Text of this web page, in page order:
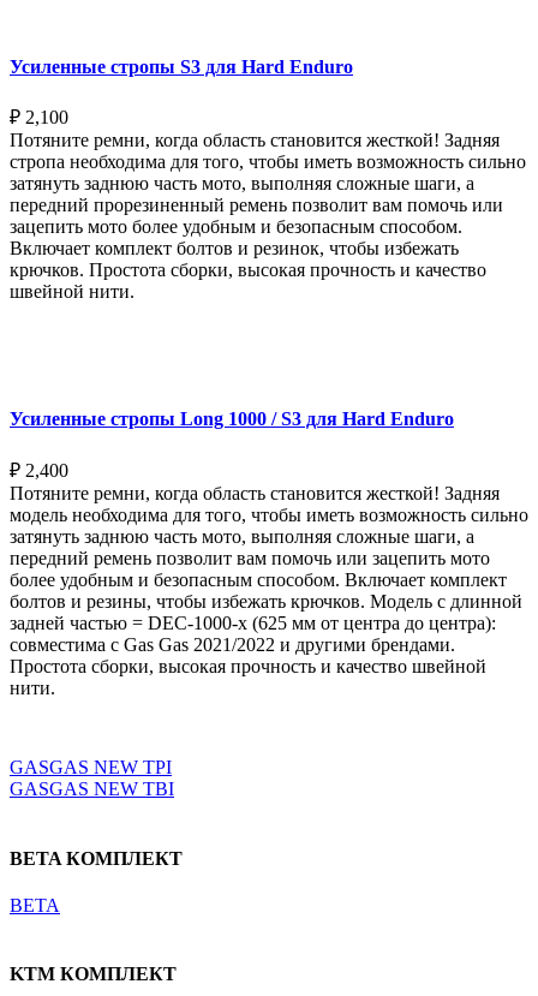
Усиленные стропы S3 для Hard Enduro
₽ 2,100
Потяните ремни, когда область становится жесткой! Задняя
стропа необходима для того, чтобы иметь возможность сильно
затянуть заднюю часть мото, выполняя сложные шаги, а
передний прорезиненный ремень позволит вам помочь или
зацепить мото более удобным и безопасным способом.
Включает комплект болтов и резинок, чтобы избежать
крючков. Простота сборки, высокая прочность и качество
швейной нити.
Усиленные стропы Long 1000 / S3 для Hard Enduro
₽ 2,400
Потяните ремни, когда область становится жесткой! Задняя
модель необходима для того, чтобы иметь возможность сильно
затянуть заднюю часть мото, выполняя сложные шаги, а
передний ремень позволит вам помочь или зацепить мото
более удобным и безопасным способом. Включает комплект
болтов и резины, чтобы избежать крючков. Модель с длинной
задней частью = DEC-1000-x (625 мм от центра до центра):
совместима с Gas Gas 2021/2022 и другими брендами.
Простота сборки, высокая прочность и качество швейной
нити.
GASGAS NEW TPI
GASGAS NEW TBI
BETA КОМПЛЕКТ
BETA
KTM КОМПЛЕКТ